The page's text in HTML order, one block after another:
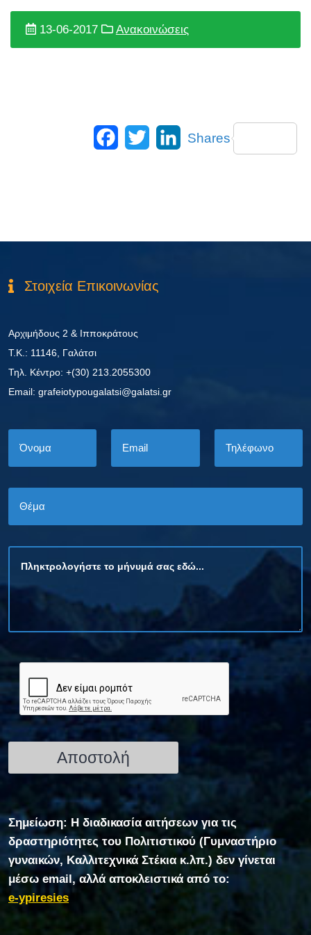
13-06-2017 Ανακοινώσεις
Facebook
Twitter LinkedIn
Shares
Στοιχεία Επικοινωνίας
Αρχιμήδους 2 & Ιπποκράτους
Τ.Κ.: 11146, Γαλάτσι
Τηλ. Κέντρο: +(30) 213.2055300
Εmail: grafeiotypougalatsi@galatsi.gr
Σημείωση: Η διαδικασία αιτήσεων για τις
δραστηριότητες του Πολιτιστικού (Γυμναστήριο
γυναικών, Καλλιτεχνικά Στέκια κ.λπ.) δεν γίνεται
μέσω email, αλλά αποκλειστικά από το:
e-ypiresies